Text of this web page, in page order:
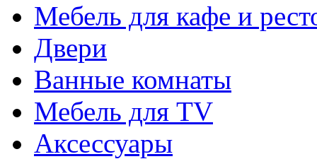
Мебель для кафе и
Двери
Ванные комнаты
Мебель для TV
Аксессуары